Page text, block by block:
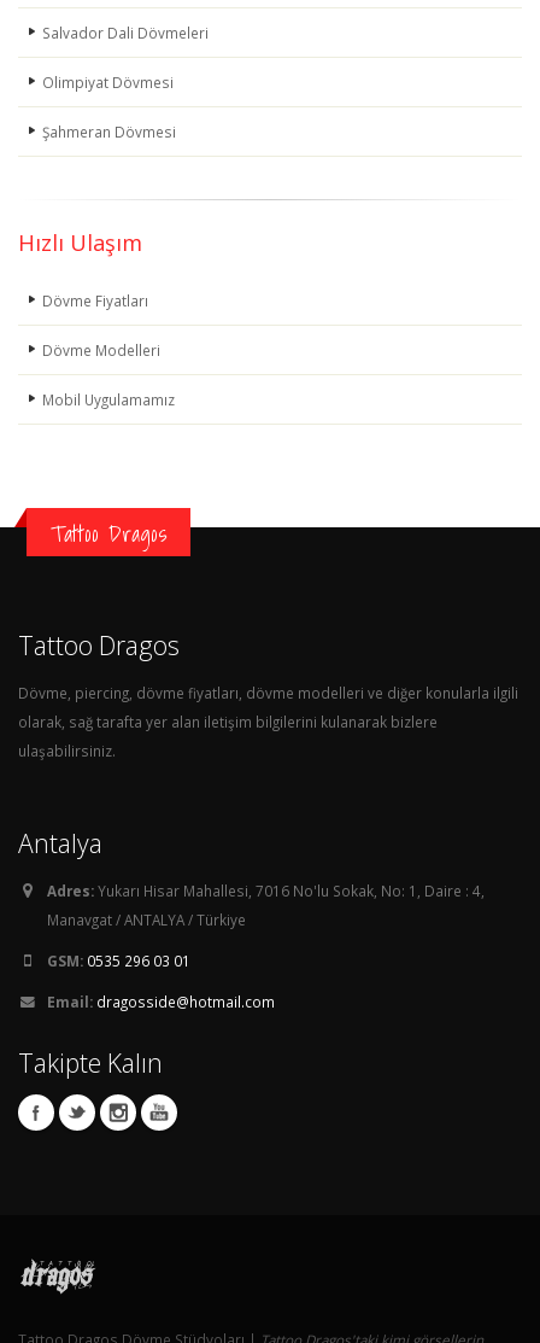
Salvador Dali Dövmeleri
Olimpiyat Dövmesi
Şahmeran Dövmesi
Hızlı Ulaşım
Dövme Fiyatları
Dövme Modelleri
Mobil Uygulamamız
Tattoo Dragos
Tattoo Dragos
Dövme, piercing, dövme fiyatları, dövme modelleri ve diğer konularla ilgili
olarak, sağ tarafta yer alan iletişim bilgilerini kulanarak bizlere
ulaşabilirsiniz.
Antalya
Adres:Yukarı Hisar Mahallesi, 7016 No'lu Sokak, No: 1, Daire : 4,
Manavgat / ANTALYA / Türkiye
GSM: 0535 296 03 01
Email: dragosside@hotmail.com
Takipte Kalın